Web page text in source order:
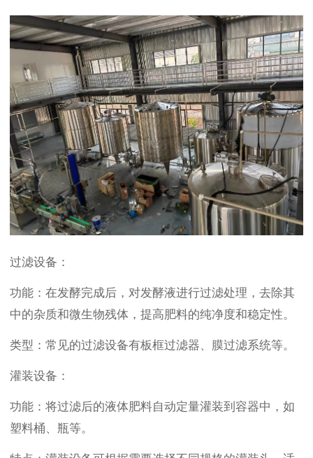
过滤设备：
功能：在发酵完成后，对发酵液进行过滤处理，去除其
中的杂质和微生物残体，提高肥料的纯净度和稳定性。
类型：常见的过滤设备有板框过滤器、膜过滤系统等。
灌装设备：
功能：将过滤后的液体肥料自动定量灌装到容器中，如
塑料桶、瓶等。